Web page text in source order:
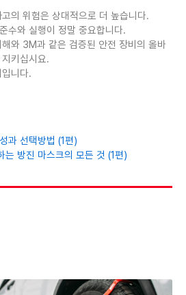
의 위험은 상대적으로 더 높습니다.
수와 실행이 정말 중요합니다.
와 3M과 같은 검증된 안전 장비의 올바
키십시요.
니다.
과 선택방법 (1편)
는 방진 마스크의 모든 것 (1편)